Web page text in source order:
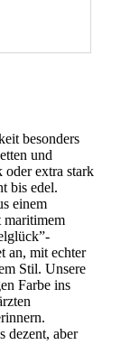
besonders
und
extra stark
bis edel.
einem
maritimem
an, mit echter
Stil. Unsere
Farbe ins
aber